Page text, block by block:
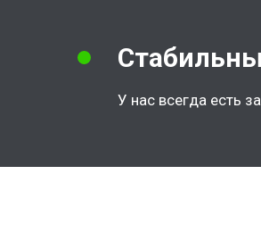
У нас всегда есть